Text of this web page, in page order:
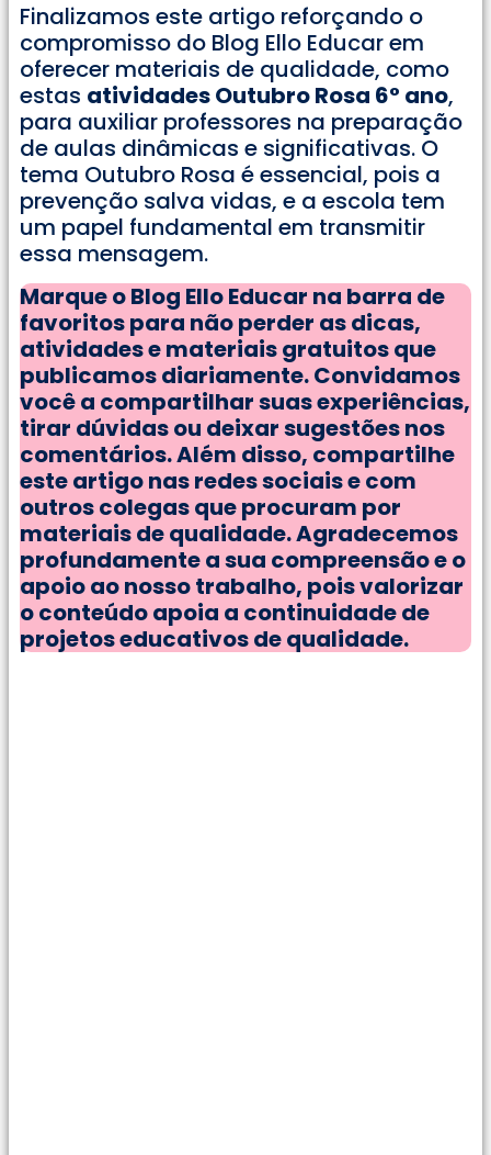
Finalizamos este artigo reforçando o
compromisso do Blog Ello Educar em
oferecer materiais de qualidade, como
estas atividades Outubro Rosa 6° ano,
para auxiliar professores na preparação
de aulas dinâmicas e significativas. O
tema Outubro Rosa é essencial, pois a
prevenção salva vidas, e a escola tem
um papel fundamental em transmitir
essa mensagem.
Marque o Blog Ello Educar na barra de
favoritos para não perder as dicas,
atividades e materiais gratuitos que
publicamos diariamente. Convidamos
você a compartilhar suas experiências,
tirar dúvidas ou deixar sugestões nos
comentários. Além disso, compartilhe
este artigo nas redes sociais e com
outros colegas que procuram por
materiais de qualidade. Agradecemos
profundamente a sua compreensão e o
apoio ao nosso trabalho, pois valorizar
o conteúdo apoia a continuidade de
projetos educativos de qualidade.